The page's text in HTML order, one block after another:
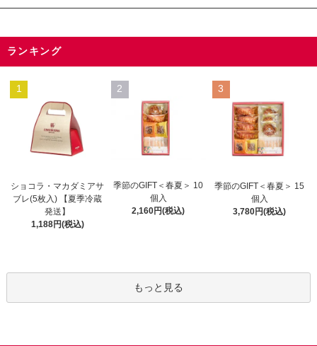
ランキング
1
ショコラ・マカダミアサ
ブレ(5枚入) 【夏季冷蔵
発送】
1,188円(税込)
2
季節のGIFT＜春夏＞ 10
個入
2,160円(税込)
3
季節のGIFT＜春夏＞ 15
個入
3,780円(税込)
もっと見る